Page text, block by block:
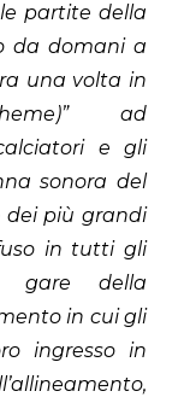
partite della
da domani a
una volta in
ad
e gli
sonora del
dei più grandi
in tutti gli
gare della
in cui gli
ingresso in